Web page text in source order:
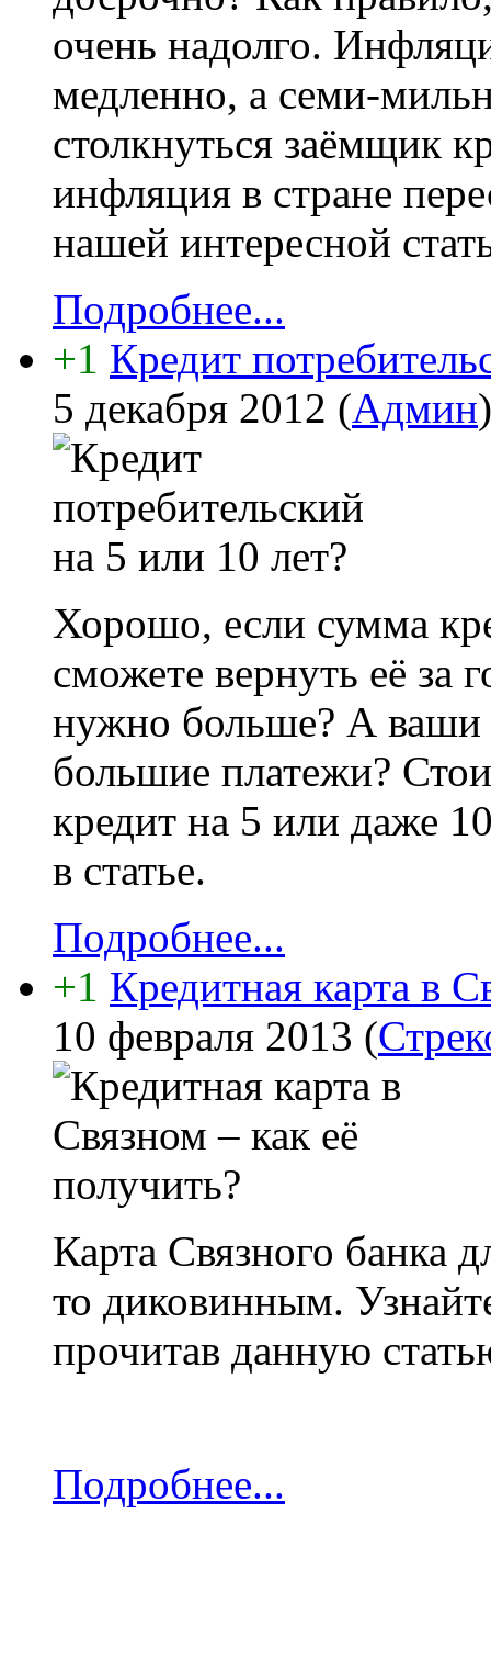
очень надолго.
медленно, а семи-
столкнуться заёмщик
инфляция в стране
нашей интересной
Подробнее...
+1 Кредит
5 декабря 2012 (Админ)
Хорошо, если сумма
сможете вернуть её за
нужно больше? А ваши
большие платежи?
кредит на 5 или даже
в статье.
Подробнее...
+1 Кредитная карта в
10 февраля 2013 (
Карта Связного банка
то диковинным.
прочитав данную
Подробнее...